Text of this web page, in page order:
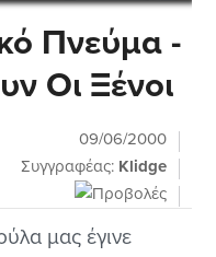
Πνεύμα -
Οι Ξένοι
09/06/2000
Συγγραφέας: Klidge
μας έγινε